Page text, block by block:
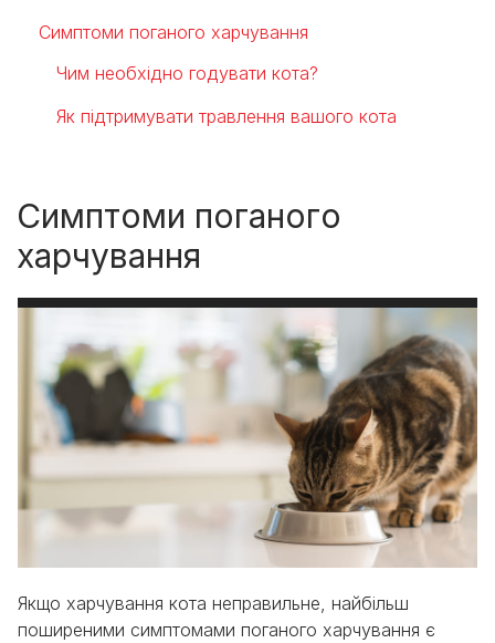
Симптоми поганого харчування
Чим необхідно годувати кота?
Як підтримувати травлення вашого кота
Симптоми поганого
харчування
Якщо харчування кота неправильне, найбільш
поширеними симптомами поганого харчування є